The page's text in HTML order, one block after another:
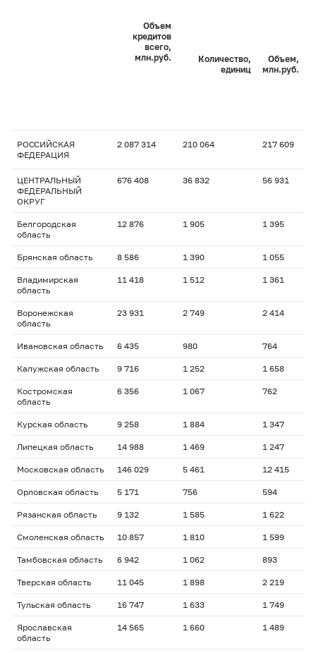
Объем
кредитов
всего,
млн.руб.
Количество,
единиц
Объем,
млн.руб.
РОССИЙСКАЯ
ФЕДЕРАЦИЯ
2 087 314 210 064 217 609
ЦЕНТРАЛЬНЫЙ
ФЕДЕРАЛЬНЫЙ
ОКРУГ
676 408 36 832 56 931
Белгородская
область
12 876 1 905 1 395
Брянская область 8 586 1 390 1 055
Владимирская
область
11 418 1 512 1 361
Воронежская
область
23 931 2 749 2 414
Ивановская область 6 435 980 764
Калужская область 9 716 1 252 1 658
Костромская
область
6 356 1 067 762
Курская область 9 258 1 884 1 347
Липецкая область 14 988 1 469 1 247
Московская область 146 029 5 461 12 415
Орловская область 5 171 756 594
Рязанская область 9 132 1 585 1 622
Смоленская область 10 857 1 810 1 599
Тамбовская область 6 942 1 062 893
Тверская область 11 045 1 898 2 219
Тульская область 16 747 1 633 1 749
Ярославская
область
14 565 1 660 1 489